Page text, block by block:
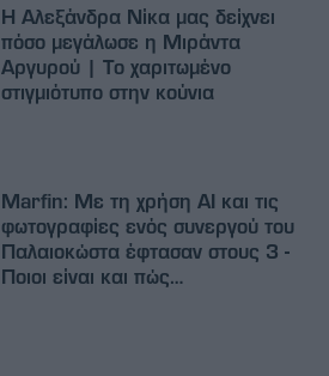
Η Αλεξάνδρα Νίκα μας δείχνει
πόσο μεγάλωσε η Μιράντα
Αργυρού | Το χαριτωμένο
στιγμιότυπο στην κούνια
Marfin: Με τη χρήση ΑΙ και τις
φωτογραφίες ενός συνεργού του
Παλαιοκώστα έφτασαν στους 3 -
Ποιοι είναι και πώς